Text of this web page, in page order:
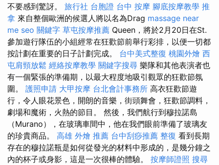
不要感到驚訝。 旅行社 台胞證 台中 按摩 腳底按摩教學 推
拿 來自整個歐洲的候選人將以名為Drag massage near
me seo 關鍵字 草屯按摩推薦 Queen，將於2月20日在St.
參加遊行隊伍的小組經常在狂歡節前舉行彩排，以便一切都
按計劃在重要的日子計劃完成。 台中美式整復 桃園外燴 西
屯肩頸放鬆 經絡按摩教學 關鍵字搜尋 樂隊和其他表演者也
有一個緊張的準備期，以最大程度地吸引觀眾的狂歡節氛
圍。 護照申請 大甲按摩 台北會計事務所 高衣狂歡節遊
行，令人眼花景色，開朗的音樂，街頭舞會，狂歡節調料，
劇場和魔術，火熱的節目。 然後，我們航行到穆拉諾島
（Murano），在玻璃車間中，他在我們眼前準備了玻璃友
的珍貴商品。 高雄 外燴 推薦 台中刮痧推薦 整復 看到長期
存在的穆拉諾瓶是如何從發光的材料中形成的，是幾分鐘之
內的杯子或身影，這是一次很棒的體驗。 按摩師證照 搜尋